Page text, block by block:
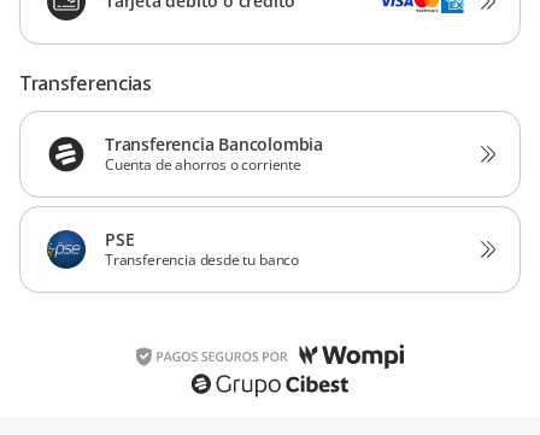
Transferencias
Transferencia Bancolombia
Cuenta de ahorros o corriente
PSE
Transferencia desde tu banco